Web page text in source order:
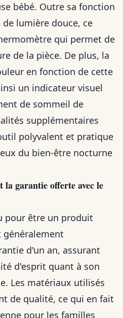
bébé. Outre sa fonction
lumière douce, ce
qui permet de
de la pièce. De plus, la
en fonction de cette
un indicateur visuel
de sommeil de
supplémentaires
polyvalent et pratique
du bien-être nocturne
garantie offerte avec le
pour être un produit
d'un an, assurant
d'esprit quant à son
Les matériaux utilisés
de qualité, ce qui en fait
pour les familles